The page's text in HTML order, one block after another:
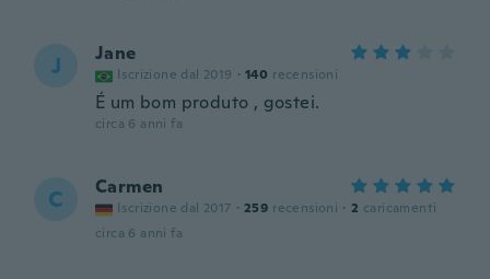
J Jane
Iscrizione dal 2019 · 140 recensioni
É um bom produto , gostei.
circa 6 anni fa
C Carmen
Iscrizione dal 2017 · 259 recensioni · 2 caricamenti
circa 6 anni fa